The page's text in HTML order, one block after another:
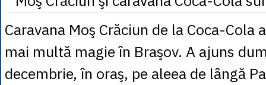
1 NOK= 0.4191
1 PLN
= 1.1646
1 RSD
= 0.0425
1 RUB= 0.0530
1 SEK = 0.4526
1 TRY
= 0.1141
1 UAH= 0.1048
Caravana Moş Crăciun de la Coca-Cola
mai multă magie în Braşov. A ajuns
decembrie, în oraş, pe aleea de lângă